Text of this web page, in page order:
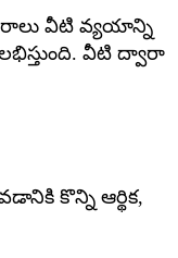
వీటి వ్యయాన్ని
లభిస్తుంది. వీటి ద్వారా
కొన్ని ఆర్థిక,